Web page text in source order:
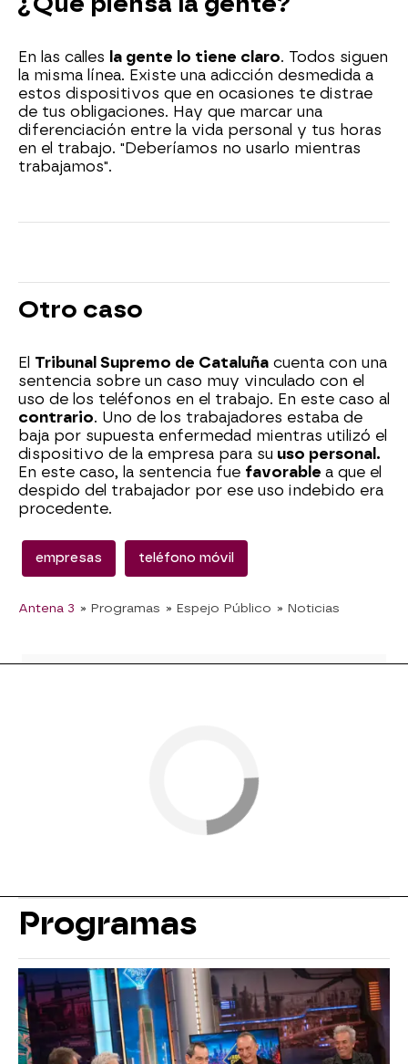
En las calles la gente lo tiene claro. Todos siguen
la misma línea. Existe una adicción desmedida a
estos dispositivos que en ocasiones te distrae
de tus obligaciones. Hay que marcar una
diferenciación entre la vida personal y tus horas
en el trabajo. "Deberíamos no usarlo mientras
trabajamos".
Otro caso
El Tribunal Supremo de Cataluña cuenta con una
sentencia sobre un caso muy vinculado con el
uso de los teléfonos en el trabajo. En este caso al
contrario. Uno de los trabajadores estaba de
baja por supuesta enfermedad mientras utilizó el
dispositivo de la empresa para su uso personal.
En este caso, la sentencia fue favorable a que el
despido del trabajador por ese uso indebido era
procedente.
empresas teléfono móvil
Antena 3 » Programas » Espejo Público » Noticias
Programas